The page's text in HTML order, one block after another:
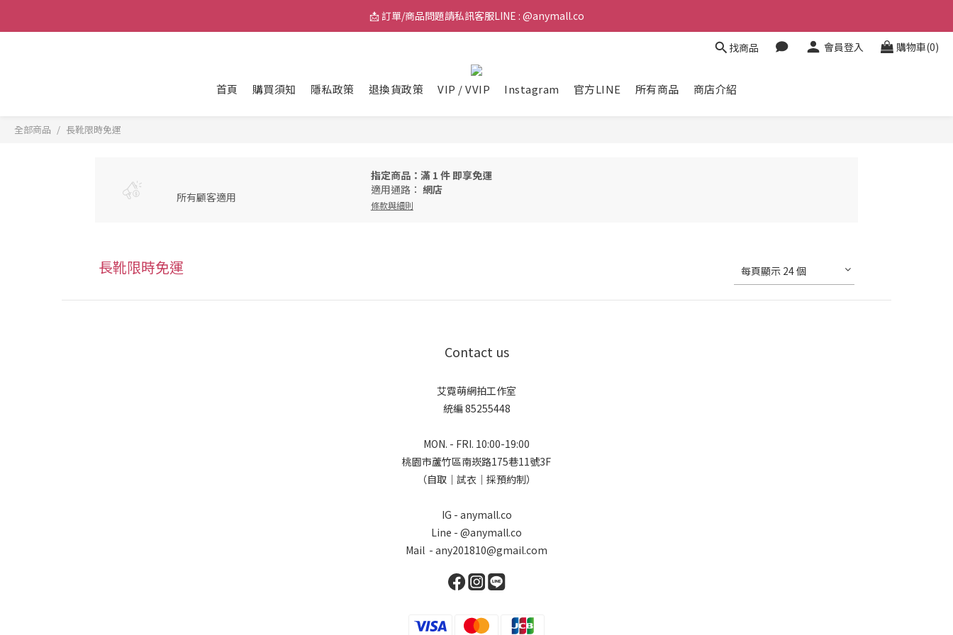
📩 訂單/商品問題請私訊客服LINE : @anymall.co
📩 訂單/商品問題請私訊客服LINE : @anymall.co
📩 訂單/商品問題請私訊客服LINE : @anymall.co
找商品 會員登入 購物車(0)
首頁 購買須知 隱私政策 退換貨政策 VIP / VVIP Instagram 官方LINE 所有商品 商店介紹
全部商品 長靴限時免運
所有顧客適用
指定商品：滿 1 件 即享免運
適用通路： 網店
條款與細則
長靴限時免運 每頁顯示 24 個
Contact us
艾霓萌網拍工作室
統編 85255448
MON. - FRI. 10:00-19:00
桃園市蘆竹區南崁路175巷11號3F
（自取｜試衣｜採預約制）
IG - anymall.co
Line - @anymall.co
Mail - any201810@gmail.com